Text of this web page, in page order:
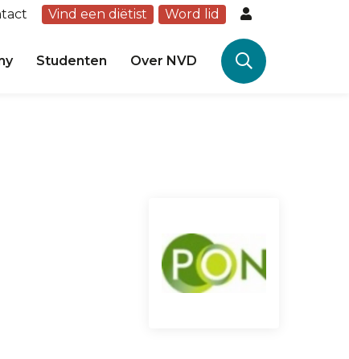
Vind een diëtist Word lid
Studenten Over NVD